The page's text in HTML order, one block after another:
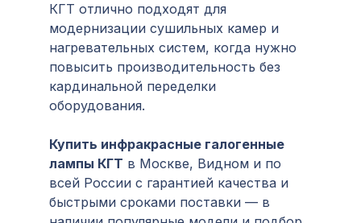
КГТ отлично подходят для
модернизации сушильных камер и
нагревательных систем, когда нужно
повысить производительность без
кардинальной переделки
оборудования.
Купить инфракрасные галогенные
лампы КГТ в Москве, Видном и по
всей России с гарантией качества и
быстрыми сроками поставки — в